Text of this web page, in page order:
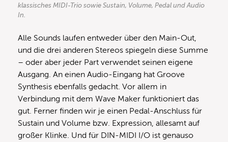
klassisches MIDI-Trio sowie Sustain, Volume, Pedal und Audio
In.
Alle Sounds laufen entweder über den Main-Out,
und die drei anderen Stereos spiegeln diese Summe
– oder aber jeder Part verwendet seinen eigene
Ausgang. An einen Audio-Eingang hat Groove
Synthesis ebenfalls gedacht. Vor allem in
Verbindung mit dem Wave Maker funktioniert das
gut. Ferner finden wir je einen Pedal-Anschluss für
Sustain und Volume bzw. Expression, allesamt auf
großer Klinke. Und für DIN-MIDI I/O ist genauso